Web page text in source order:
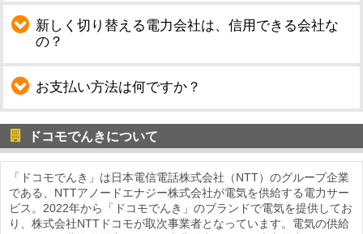
新しく切り替える電力会社は、信用できる会社な
の？
お支払い方法は何ですか？
ドコモでんきについて
「ドコモでんき」は日本電信電話株式会社（NTT）のグループ企業
である、NTTアノードエナジー株式会社が電気を供給する電力サー
ビス。2022年から「ドコモでんき」のブランドで電気を提供してお
り、株式会社NTTドコモが取次事業者となっています。電気の供給